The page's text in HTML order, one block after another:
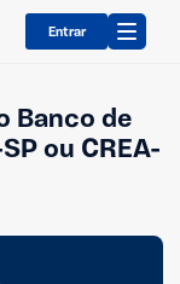
Entrar
Banco de
ou CREA-